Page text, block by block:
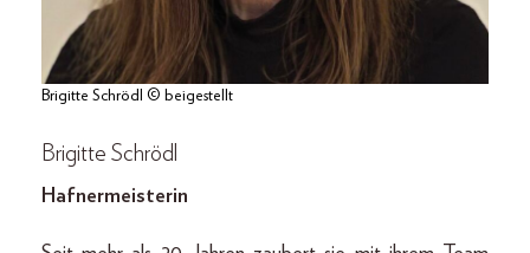
Brigitte Schrödl © beigestellt
Brigitte Schrödl
Hafnermeisterin